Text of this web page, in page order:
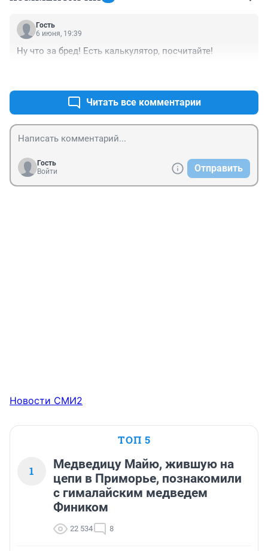
Гость
6 июня, 19:39
Ну что за бред! Есть калькулятор, посчитайте!
Читать все комментарии
Гость
Войти
Отправить
Новости СМИ2
ТОП 5
1
Медведицу Майю, жившую на
цепи в Приморье, познакомили
с гималайским медведем
Фиником
22 534 8